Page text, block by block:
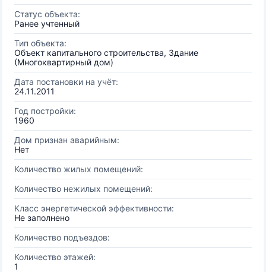
Статус объекта:
Ранее учтенный
Тип объекта:
Объект капитального строительства, Здание
(Многоквартирный дом)
Дата постановки на учёт:
24.11.2011
Год постройки:
1960
Дом признан аварийным:
Нет
Количество жилых помещений:
Количество нежилых помещений:
Класс энергетической эффективности:
Не заполнено
Количество подъездов:
Количество этажей:
1